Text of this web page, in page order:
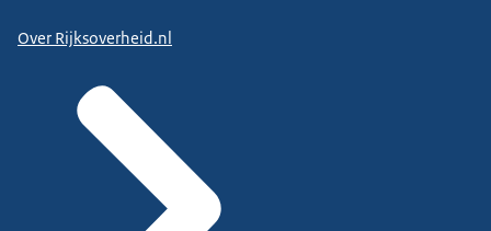
Over Rijksoverheid.nl